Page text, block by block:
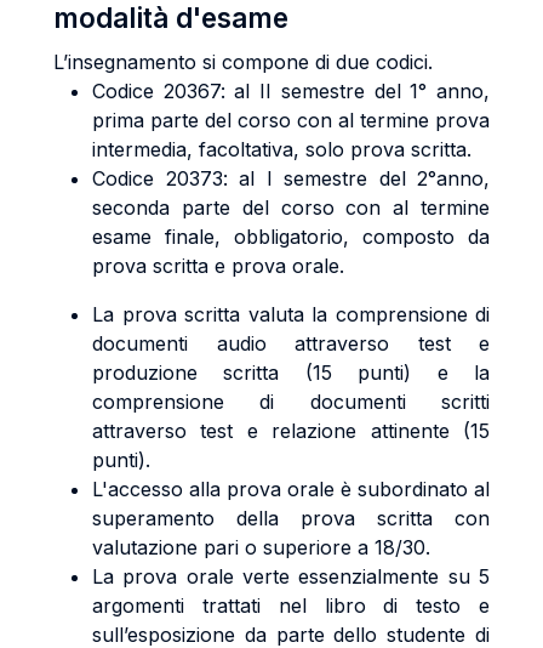
modalità d'esame
L’insegnamento si compone di due codici.
Codice 20367: al II semestre del 1° anno,
prima parte del corso con al termine prova
intermedia, facoltativa, solo prova scritta.
Codice 20373: al I semestre del 2°anno,
seconda parte del corso con al termine
esame finale, obbligatorio, composto da
prova scritta e prova orale.
La prova scritta valuta la comprensione di
documenti audio attraverso test e
produzione scritta (15 punti) e la
comprensione di documenti scritti
attraverso test e relazione attinente (15
punti).
L'accesso alla prova orale è subordinato al
superamento della prova scritta con
valutazione pari o superiore a 18/30.
La prova orale verte essenzialmente su 5
argomenti trattati nel libro di testo e
sull’esposizione da parte dello studente di